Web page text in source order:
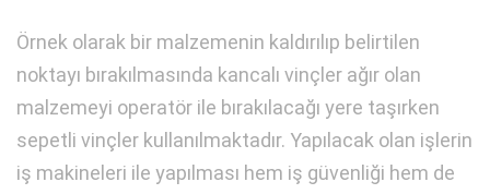
Örnek olarak bir malzemenin kaldırılıp belirtilen
noktayı bırakılmasında kancalı vinçler ağır olan
malzemeyi operatör ile bırakılacağı yere taşırken
sepetli vinçler kullanılmaktadır. Yapılacak olan işlerin
iş makineleri ile yapılması hem iş güvenliği hem de